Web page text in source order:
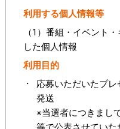
利用する個人情報等
（1）番組・イベント
した個人情報
利用目的
応募いただいたプレ
発送
※当選者につきまし